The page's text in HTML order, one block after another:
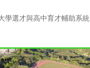
學選才與高中育才輔助系統